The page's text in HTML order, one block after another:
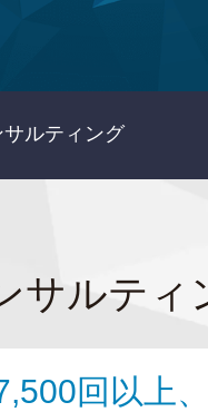
サルティング
サルティ
回以上